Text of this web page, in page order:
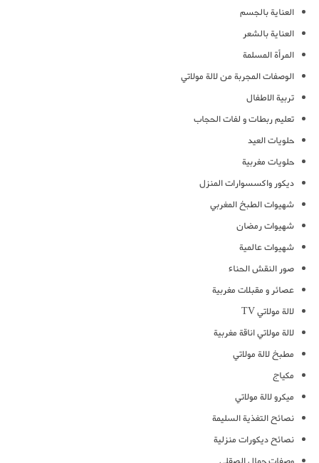
العناية بالجسم
العناية بالشعر
المرأة المسلمة
الوصفات المجربة من لالة مولاتي
تربية الاطفال
تعليم ربطات و لفات الحجاب
حلويات العيد
حلويات مغربية
ديكور واكسسوارات المنزل
شهيوات الطبخ المغربي
شهيوات رمضان
شهيوات عالمية
صور النقش الحناء
عصائر و مقبلات مغربية
لالة مولاتي TV
لالة مولاتي اناقة مغربية
مطبخ لالة مولاتي
مكياج
ميكرو لالة مولاتي
نصائح التغذية السليمة
نصائح ديكورات منزلية